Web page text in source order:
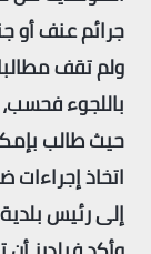
جرائم عنف أو
ولم تقف
باللجوء فحسب،
حيث طالب
اتخاذ
إلى رئيس